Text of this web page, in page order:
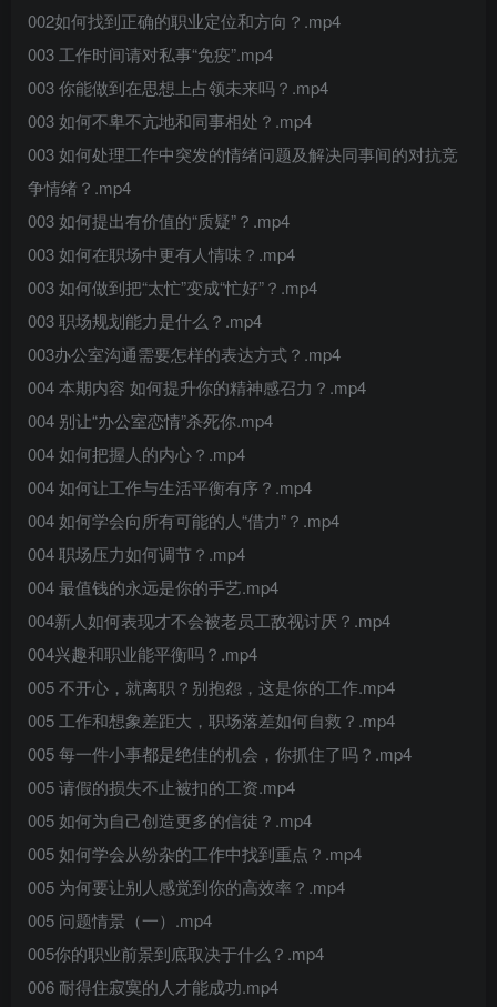
002如何找到正确的职业定位和方向？.mp4
003 工作时间请对私事“免疫”.mp4
003 你能做到在思想上占领未来吗？.mp4
003 如何不卑不亢地和同事相处？.mp4
003 如何处理工作中突发的情绪问题及解决同事间的对抗竞
争情绪？.mp4
003 如何提出有价值的“质疑”？.mp4
003 如何在职场中更有人情味？.mp4
003 如何做到把“太忙”变成“忙好”？.mp4
003 职场规划能力是什么？.mp4
003办公室沟通需要怎样的表达方式？.mp4
004 本期内容 如何提升你的精神感召力？.mp4
004 别让“办公室恋情”杀死你.mp4
004 如何把握人的内心？.mp4
004 如何让工作与生活平衡有序？.mp4
004 如何学会向所有可能的人“借力”？.mp4
004 职场压力如何调节？.mp4
004 最值钱的永远是你的手艺.mp4
004新人如何表现才不会被老员工敌视讨厌？.mp4
004兴趣和职业能平衡吗？.mp4
005 不开心，就离职？别抱怨，这是你的工作.mp4
005 工作和想象差距大，职场落差如何自救？.mp4
005 每一件小事都是绝佳的机会，你抓住了吗？.mp4
005 请假的损失不止被扣的工资.mp4
005 如何为自己创造更多的信徒？.mp4
005 如何学会从纷杂的工作中找到重点？.mp4
005 为何要让别人感觉到你的高效率？.mp4
005 问题情景（一）.mp4
005你的职业前景到底取决于什么？.mp4
006 耐得住寂寞的人才能成功.mp4